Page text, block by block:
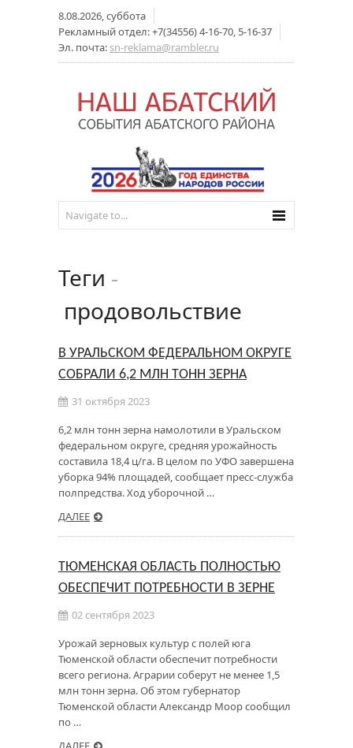
8.08.2026, суббота
Рекламный отдел: +7(34556) 4-16-70, 5-16-37
Эл. почта: sn-reklama@rambler.ru
Теги -
продовольствие
В УРАЛЬСКОМ ФЕДЕРАЛЬНОМ ОКРУГЕ
СОБРАЛИ 6,2 МЛН ТОНН ЗЕРНА
31 октября 2023
6,2 млн тонн зерна намолотили в Уральском
федеральном округе, средняя урожайность
составила 18,4 ц/га. В целом по УФО завершена
уборка 94% площадей, сообщает пресс-служба
полпредства. Ход уборочной …
ДАЛЕЕ
ТЮМЕНСКАЯ ОБЛАСТЬ ПОЛНОСТЬЮ
ОБЕСПЕЧИТ ПОТРЕБНОСТИ В ЗЕРНЕ
02 сентября 2023
Урожай зерновых культур с полей юга
Тюменской области обеспечит потребности
всего региона. Аграрии соберут не менее 1,5
млн тонн зерна. Об этом губернатор
Тюменской области Александр Моор сообщил
по …